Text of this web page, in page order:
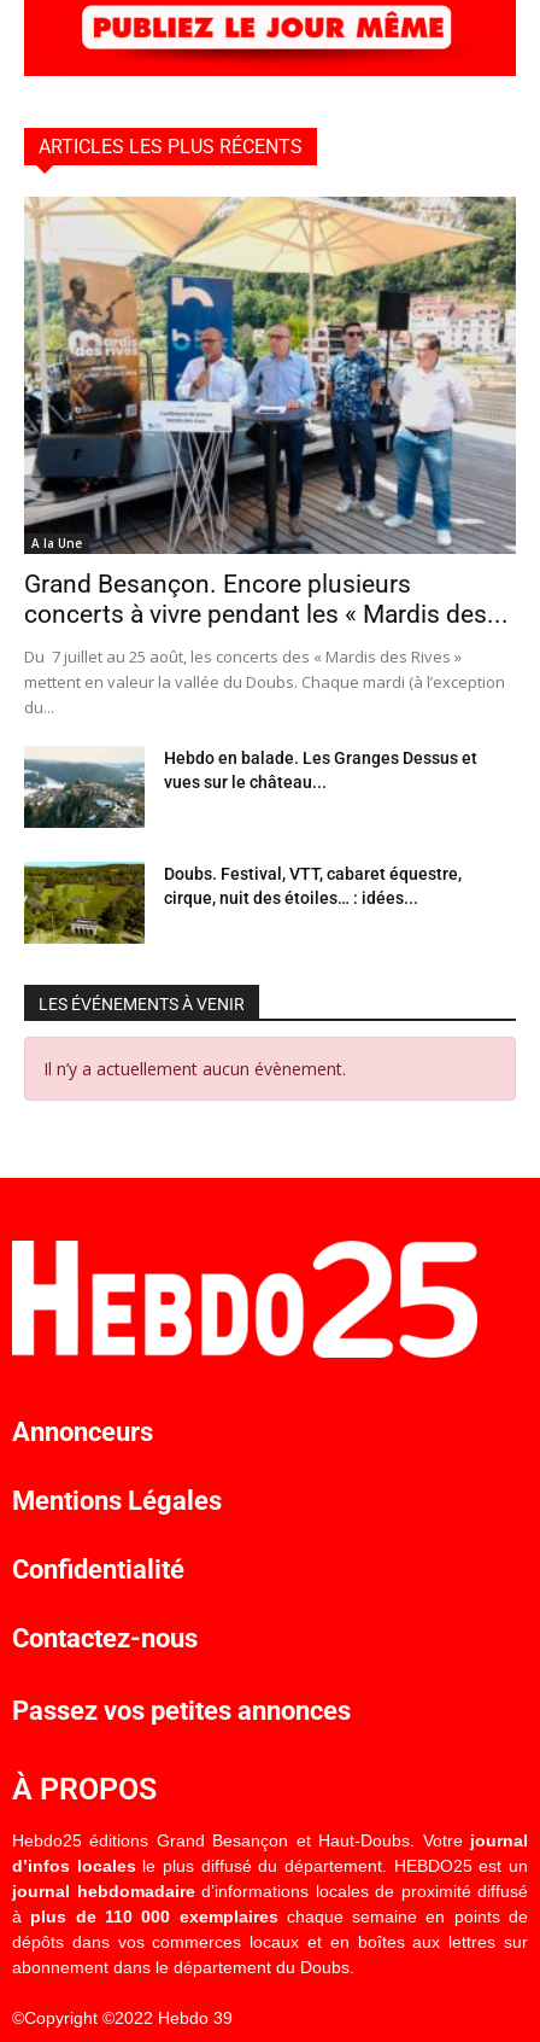
ARTICLES LES PLUS RÉCENTS
A la Une
Grand Besançon. Encore plusieurs
concerts à vivre pendant les « Mardis des...
Du 7 juillet au 25 août, les concerts des « Mardis des Rives »
mettent en valeur la vallée du Doubs. Chaque mardi (à l’exception
du...
Hebdo en balade. Les Granges Dessus et
vues sur le château...
Doubs. Festival, VTT, cabaret équestre,
cirque, nuit des étoiles… : idées...
LES ÉVÉNEMENTS À VENIR
Il n’y a actuellement aucun évènement.
Annonceurs
Mentions Légales
Confidentialité
Contactez-nous
Passez vos petites annonces
À PROPOS
Hebdo25 éditions Grand Besançon et Haut-Doubs. Votre journal
d’infos localesle plus diffusé du département. HEBDO25 est un
journal hebdomadaired’informations locales de proximité diffusé
à plus de 110 000 exemplaireschaque semaine en points de
dépôts dans vos commerces locaux et en boîtes aux lettres sur
abonnement dans le département du Doubs.
©Copyright ©2022 Hebdo 39